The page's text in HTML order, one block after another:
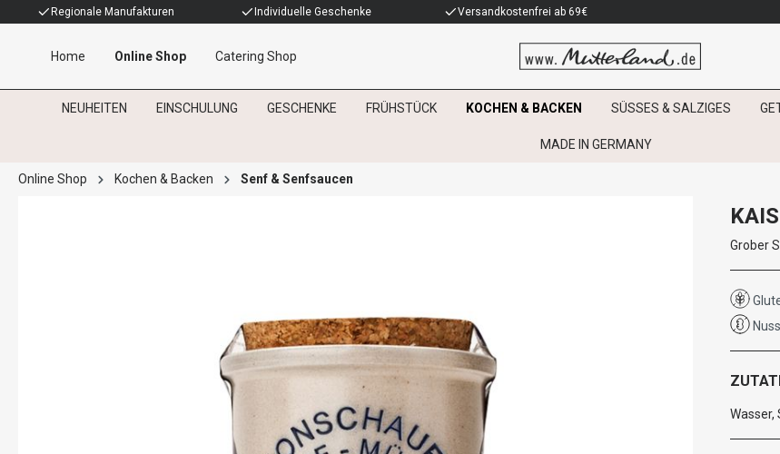
Regionale Manufakturen Individuelle Geschenke Versandkostenfrei ab 69€
Home Online Shop Catering Shop
NEUHEITEN EINSCHULUNG GESCHENKE FRÜHSTÜCK KOCHEN & BACKEN SÜSSES & SALZIGES
MADE IN GERMANY
Online Shop Kochen & Backen Senf & Senfsaucen
Grober
Wasser,